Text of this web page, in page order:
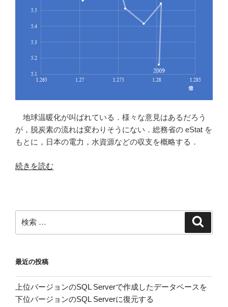
地球温暖化が叫ばれている．様々な意見はあるだろう
が，脱炭素の流れは変わりそうにない．総務省の eStat を
もとに，日本の電力，水資源などの収支を概略する．
“eStat
本
の
収
支
を
概
続きを読む
索:
最近の投稿
上位バージョンのSQL Serverで作成したデータベースを
下位バージョンのSQL Serverに復元する